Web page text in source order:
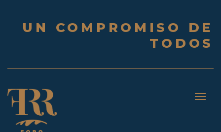
UN COMPROMISO DE
TODOS